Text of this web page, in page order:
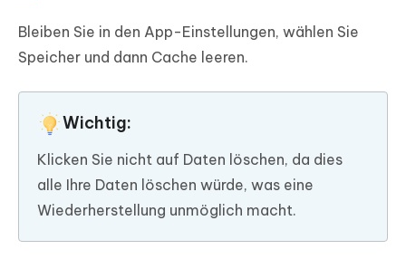
Bleiben Sie in den App-Einstellungen, wählen Sie
Speicher und dann Cache leeren.
Wichtig:
Klicken Sie nicht auf Daten löschen, da dies
alle Ihre Daten löschen würde, was eine
Wiederherstellung unmöglich macht.